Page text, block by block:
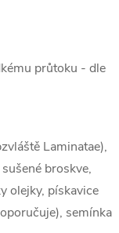
průtoku - dle
Laminatae),
broskve,
olejky, pískavice
semínka